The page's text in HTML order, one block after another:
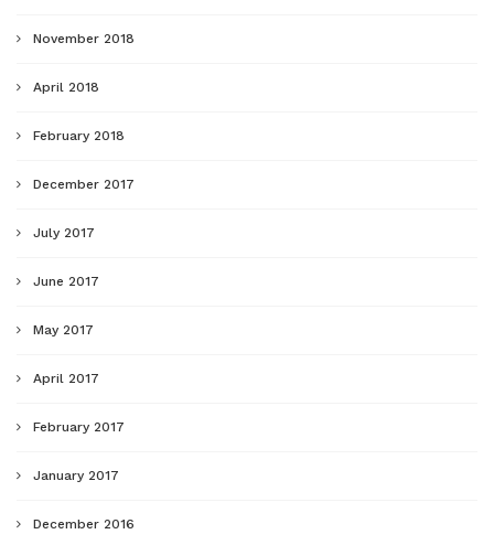
November 2018
April 2018
February 2018
December 2017
July 2017
June 2017
May 2017
April 2017
February 2017
January 2017
December 2016